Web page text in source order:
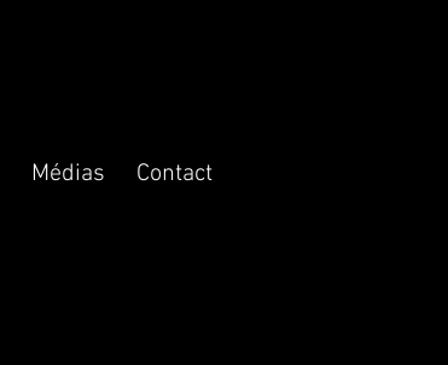
Médias Contact